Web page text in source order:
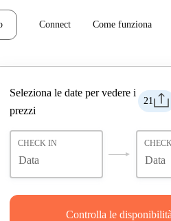
Connect Come funziona
21
Seleziona le date per vedere i
prezzi
CHECK IN
Controlla le disponibilità